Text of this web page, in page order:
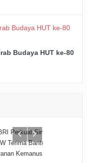
Budaya HUT ke-80